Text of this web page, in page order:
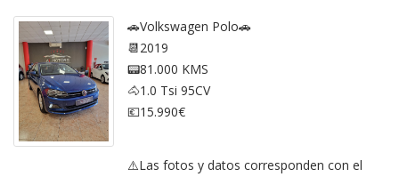
1.0
TSI
🚗Volkswagen Polo🚗
📆2019
📟81.000 KMS
🐴1.0 Tsi 95CV
💶15.990€
⚠️Las fotos y datos corresponden con el